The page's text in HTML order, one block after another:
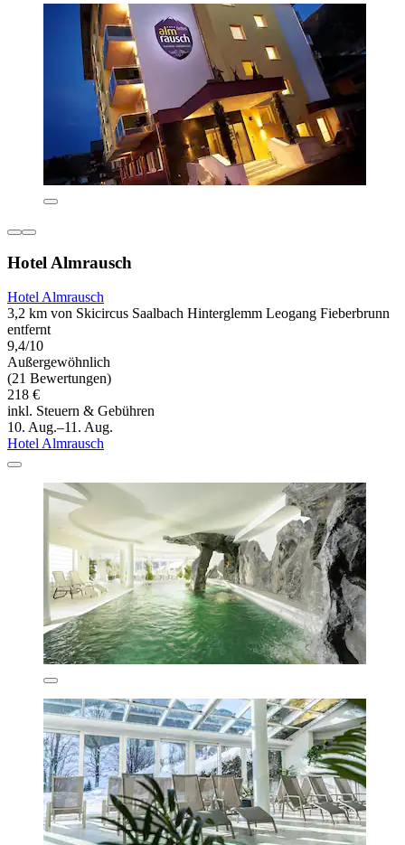
Hotel Almrausch
Hotel Almrausch
3,2 km von Skicircus Saalbach Hinterglemm Leogang Fieberbrunn
entfernt
9,4/10
Außergewöhnlich
(21 Bewertungen)
218 €
inkl. Steuern & Gebühren
10. Aug.–11. Aug.
Hotel Almrausch